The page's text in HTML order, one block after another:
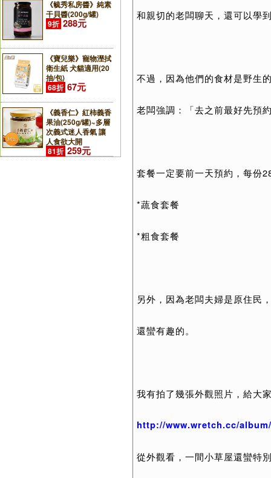
《毓秀私房醬》純素
干貝醬(200g/罐)
9折 288元
《寶兒樂》寵物溼拭
衛生紙 犬貓適用(20
抽/包)
68折 67元
《義香仁》紅柿義香
果油(250g/罐)~多層
次義式迷人香氣 讓
人食欲大開
81折 259元
和親切的老闆聊天，還可以學
不過，因為他們的食材是野生
老闆強調：「去之前最好先預
套餐一定要前一天預約，每份
*蔬食套餐
*粗食套餐
另外，因為老闆夫婦是原住民
還蠻有趣的。
我有拍了幾張外觀照片，給大
http://www.wretch.cc/
從外觀看，一間小草屋還蠻特